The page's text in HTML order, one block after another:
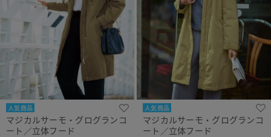
人気商品
マジカルサーモ・グログランコ
ート／立体フード
人気商品
マジカルサーモ・グログランコ
ート／立体フード